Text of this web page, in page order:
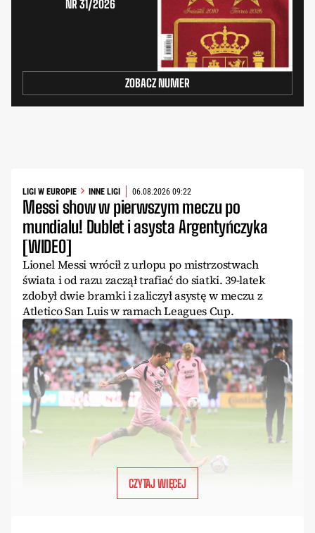
NR 31/2026
ZOBACZ NUMER
LIGI W EUROPIE INNE LIGI 06.08.2026 09:22
Messi show w pierwszym meczu po
mundialu! Dublet i asysta Argentyńczyka
[WIDEO]
Lionel Messi wrócił z urlopu po mistrzostwach
świata i od razu zaczął trafiać do siatki. 39-latek
zdobył dwie bramki i zaliczył asystę w meczu z
Atletico San Luis w ramach Leagues Cup.
CZYTAJ WIĘCEJ